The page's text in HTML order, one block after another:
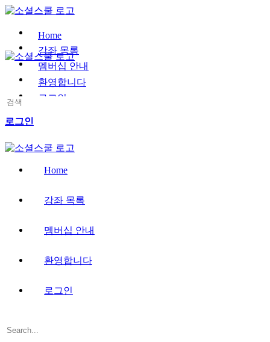
Toggle
Panel
Home
강좌 목록
멤버십 안내
환영합니다
로그인
More
로그인
Search
Home
강좌 목록
멤버십 안내
환영합니다
로그인
Search